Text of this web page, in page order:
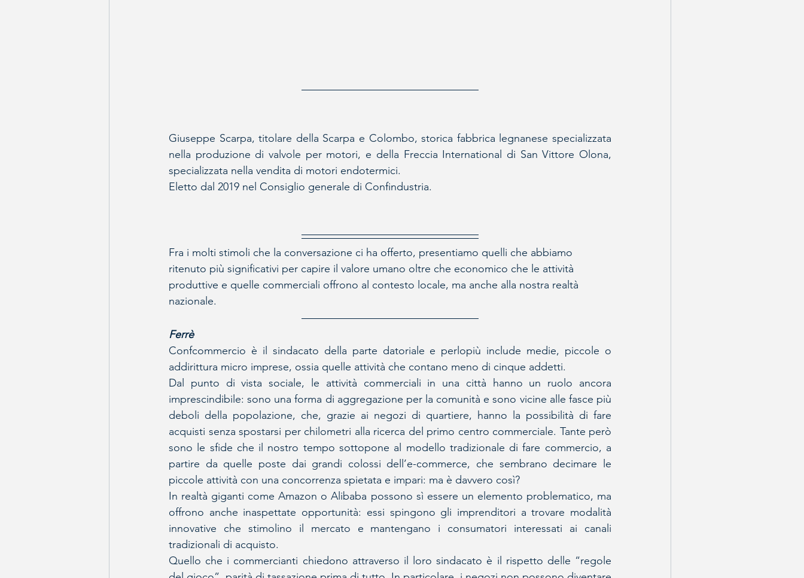
Giuseppe Scarpa, titolare della Scarpa e Colombo, storica fabbrica legnanese specializzata
nella produzione di valvole per motori, e della Freccia International di San Vittore Olona,
specializzata nella vendita di motori endotermici.
Eletto dal 2019 nel Consiglio generale di Confindustria.
Fra i molti stimoli che la conversazione ci ha offerto, presentiamo quelli che abbiamo
ritenuto più significativi per capire il valore umano oltre che economico che le attività
produttive e quelle commerciali offrono al contesto locale, ma anche alla nostra realtà
nazionale.
Ferrè
Confcommercio è il sindacato della parte datoriale e perlopiù include medie, piccole o
addirittura micro imprese, ossia quelle attività che contano meno di cinque addetti.
Dal punto di vista sociale, le attività commerciali in una città hanno un ruolo ancora
imprescindibile: sono una forma di aggregazione per la comunità e sono vicine alle fasce più
deboli della popolazione, che, grazie ai negozi di quartiere, hanno la possibilità di fare
acquisti senza spostarsi per chilometri alla ricerca del primo centro commerciale. Tante però
sono le sfide che il nostro tempo sottopone al modello tradizionale di fare commercio, a
partire da quelle poste dai grandi colossi dell’e-commerce, che sembrano decimare le
piccole attività con una concorrenza spietata e impari: ma è davvero così?
In realtà giganti come Amazon o Alibaba possono sì essere un elemento problematico, ma
offrono anche inaspettate opportunità: essi spingono gli imprenditori a trovare modalità
innovative che stimolino il mercato e mantengano i consumatori interessati ai canali
tradizionali di acquisto.
Quello che i commercianti chiedono attraverso il loro sindacato è il rispetto delle “regole